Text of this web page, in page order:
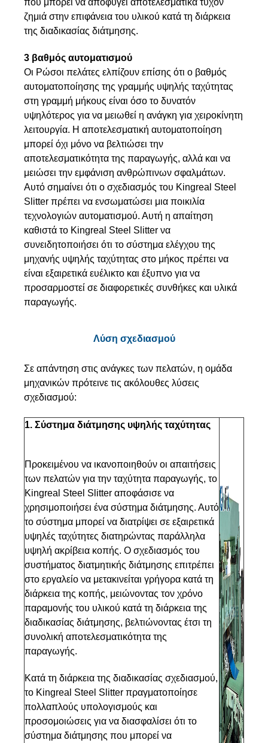
ζημιά στην επιφάνεια του υλικού κατά τη διάρκεια
της διαδικασίας διάτμησης.
3 βαθμός αυτοματισμού
Οι Ρώσοι πελάτες ελπίζουν επίσης ότι ο βαθμός
αυτοματοποίησης της γραμμής υψηλής ταχύτητας
στη γραμμή μήκους είναι όσο το δυνατόν
υψηλότερος για να μειωθεί η ανάγκη για χειροκίνητη
λειτουργία. Η αποτελεσματική αυτοματοποίηση
μπορεί όχι μόνο να βελτιώσει την
αποτελεσματικότητα της παραγωγής, αλλά και να
μειώσει την εμφάνιση ανθρώπινων σφαλμάτων.
Αυτό σημαίνει ότι ο σχεδιασμός του Kingreal Steel
Slitter πρέπει να ενσωματώσει μια ποικιλία
τεχνολογιών αυτοματισμού. Αυτή η απαίτηση
καθιστά το Kingreal Steel Slitter να
συνειδητοποιήσει ότι το σύστημα ελέγχου της
μηχανής υψηλής ταχύτητας στο μήκος πρέπει να
είναι εξαιρετικά ευέλικτο και έξυπνο για να
προσαρμοστεί σε διαφορετικές συνθήκες και υλικά
παραγωγής.
Λύση σχεδιασμού
Σε απάντηση στις ανάγκες των πελατών, η ομάδα
μηχανικών πρότεινε τις ακόλουθες λύσεις
σχεδιασμού:
1. Σύστημα διάτμησης υψηλής ταχύτητας
Προκειμένου να ικανοποιηθούν οι απαιτήσεις
των πελατών για την ταχύτητα παραγωγής, το
Kingreal Steel Slitter αποφάσισε να
χρησιμοποιήσει ένα σύστημα διάτμησης. Αυτό
το σύστημα μπορεί να διατρίψει σε εξαιρετικά
υψηλές ταχύτητες διατηρώντας παράλληλα
υψηλή ακρίβεια κοπής. Ο σχεδιασμός του
συστήματος διατμητικής διάτμησης επιτρέπει
στο εργαλείο να μετακινείται γρήγορα κατά τη
διάρκεια της κοπής, μειώνοντας τον χρόνο
παραμονής του υλικού κατά τη διάρκεια της
διαδικασίας διάτμησης, βελτιώνοντας έτσι τη
συνολική αποτελεσματικότητα της
παραγωγής.
Κατά τη διάρκεια της διαδικασίας σχεδιασμού,
το Kingreal Steel Slitter πραγματοποίησε
πολλαπλούς υπολογισμούς και
προσομοιώσεις για να διασφαλίσει ότι το
σύστημα διάτμησης που μπορεί να